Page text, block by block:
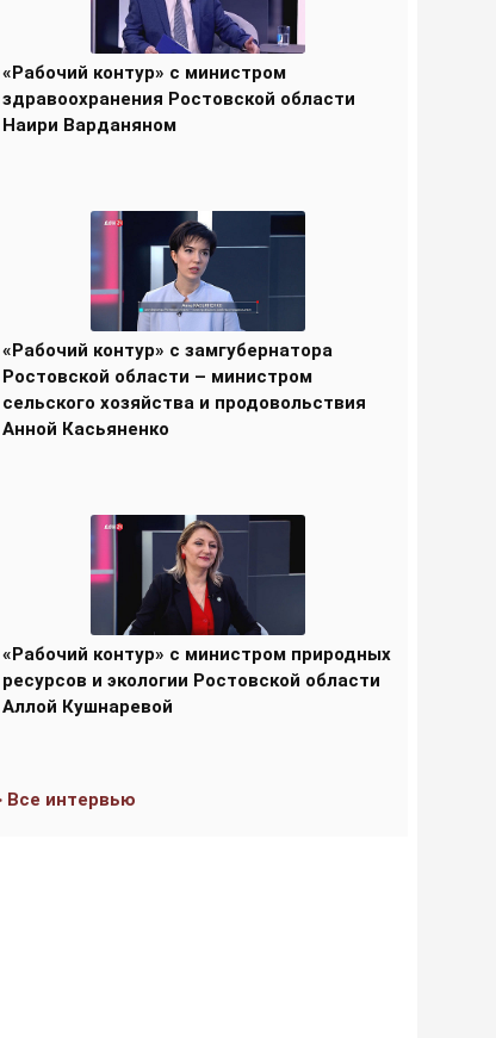
«Рабочий контур» с министром
здравоохранения Ростовской области
Наири Варданяном
«Рабочий контур» с замгубернатора
Ростовской области – министром
сельского хозяйства и продовольствия
Анной Касьяненко
«Рабочий контур» с министром природных
ресурсов и экологии Ростовской области
Аллой Кушнаревой
Все интервью